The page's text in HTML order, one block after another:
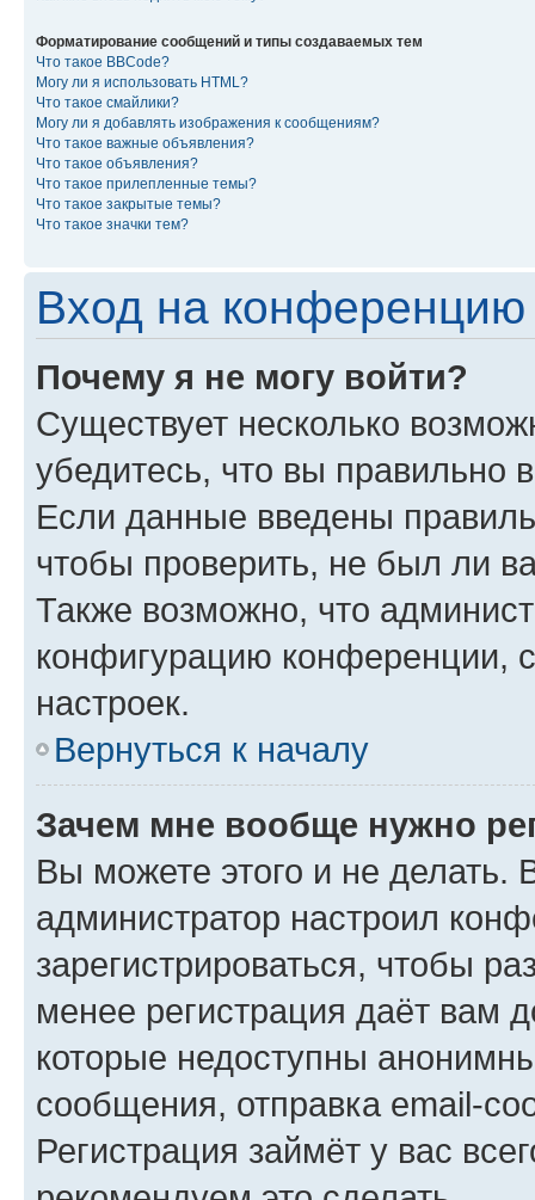
Форматирование сообщений и типы создаваемых тем
Что такое BBCode?
Могу ли я использовать HTML?
Что такое смайлики?
Могу ли я добавлять изображения к сообщениям?
Что такое важные объявления?
Что такое объявления?
Что такое прилепленные темы?
Что такое закрытые темы?
Что такое значки тем?
Вход на конференцию
Почему я не могу войти?
Существует несколько
убедитесь, что вы правильно
Если данные введены
чтобы проверить, не был ли
Также возможно, что
конфигурацию конференции,
настроек.
Вернуться к началу
Зачем мне вообще нужно
Вы можете этого и не делать.
администратор настроил
зарегистрироваться, чтобы
менее регистрация даёт вам
которые недоступны
сообщения, отправка email-
Регистрация займёт у вас